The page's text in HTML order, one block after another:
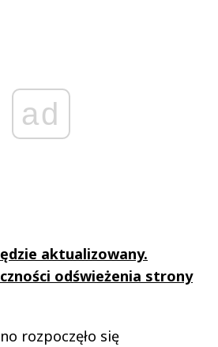
ad
aktualizowany.
odświeżenia strony
rozpoczęło się